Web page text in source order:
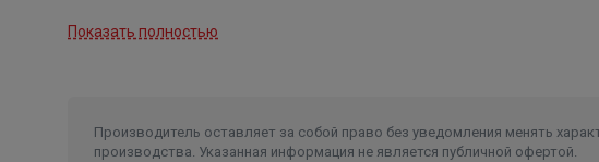
Тип управления механическое
Показать полностью
Производитель оставляет за собой право без уведомления менять
производства. Указанная информация не является публичной офертой.